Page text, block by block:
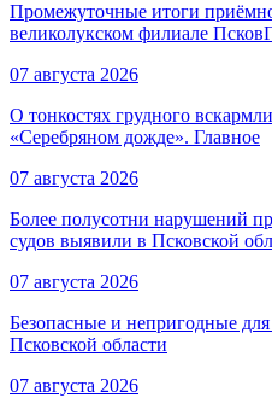
Промежуточные итоги
великолукском филиале
07 августа 2026
О тонкостях грудного
«Серебряном дожде». Главное
07 августа 2026
Более полусотни нарушений
судов выявили в Псковской
07 августа 2026
Безопасные и непригодные
Псковской области
07 августа 2026